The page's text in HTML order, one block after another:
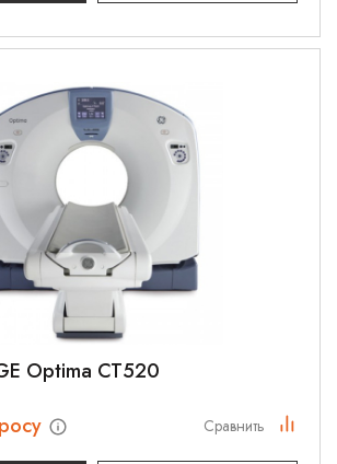
Optima CT520
Сравнить